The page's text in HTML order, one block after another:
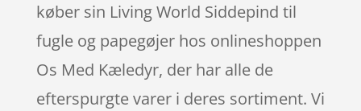
køber sin Living World Siddepind til
fugle og papegøjer hos onlineshoppen
Os Med Kæledyr, der har alle de
efterspurgte varer i deres sortiment. Vi